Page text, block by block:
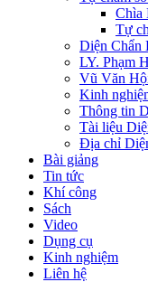
Chìa
Tự
Diện Chẩn
LY. Phạm
Vũ Văn
Kinh
Thông tin
Tài liệu
Địa chỉ
Bài giảng
Tin tức
Khí công
Sách
Video
Dụng cụ
Kinh nghiệm
Liên hệ